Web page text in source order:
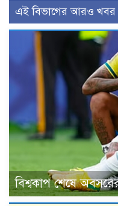
এই বিভাগের আরও খবর
বিশ্বকাপ শেষে